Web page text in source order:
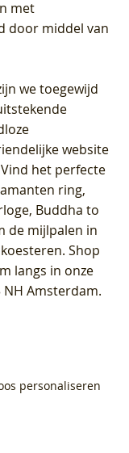
met
door middel van
we toegewijd
website
het perfecte
ring,
Buddha to
de mijlpalen in
Shop
langs in onze
NH Amsterdam.
personaliseren